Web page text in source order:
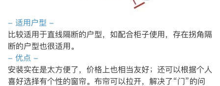
- 适用户型 -
比较适用于直线隔断的户型，如配合柜子使用，存在拐角隔
断的户型也很适用。
- 优点 -
安装实在是太方便了，价格上也相当友好；还可以根据个人
喜好选择有个性的窗帘。布帘可以拉开，解决了“门”的问